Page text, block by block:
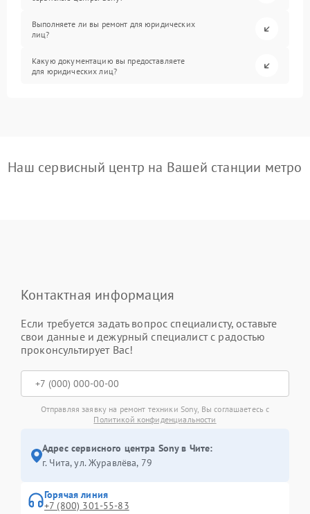
Выполняете ли вы ремонт для юридических
лиц?
Какую документацию вы предоставляете
для юридических лиц?
Наш сервисный центр на Вашей станции метро
Контактная информация
Если требуется задать вопрос специалисту, оставьте
свои данные и дежурный специалист с радостью
проконсультирует Вас!
Отправляя заявку на ремонт техники Sony, Вы соглашаетесь с
Политикой конфиденциальности
Адрес сервисного центра Sony в Чите:
г. Чита, ул. Журавлёва, 79
Горячая линия
+7 (800) 301-55-83